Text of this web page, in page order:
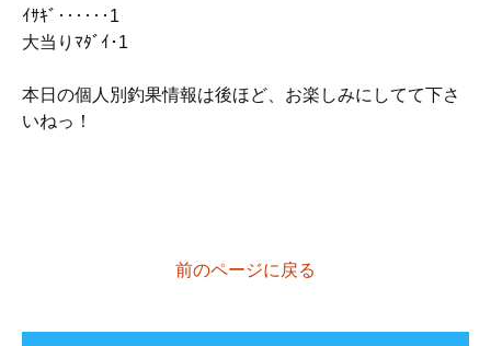
ｲｻｷﾞ‥‥‥1
大当りﾏﾀﾞｲ･1
本日の個人別釣果情報は後ほど、お楽しみにしてて下さ
いねっ！
前のページに戻る